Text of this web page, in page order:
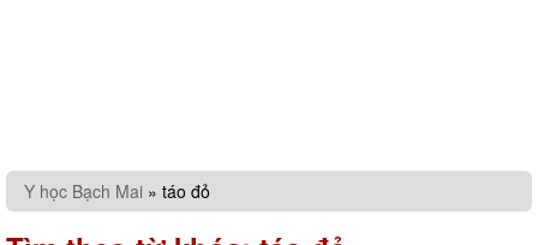
Y học Bạch Mai » táo đỏ